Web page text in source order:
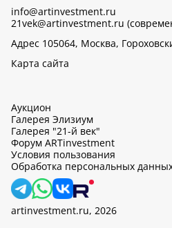
info@artinvestment.ru
21vek@artinvestment.ru
Адрес 105064, Москва,
Карта сайта
Аукцион
Галерея Элизиум
Галерея "21-й век"
Форум ARTinvestment
Условия пользования
Обработка персональных
artinvestment.ru, 2026